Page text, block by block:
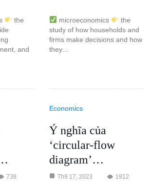
the
and
microeconomics
the
study of how households and
firms make decisions and how
they…
738
Economics
Ý nghĩa của
‘circular-flow
diagram’…
Th9 17, 2023
1912